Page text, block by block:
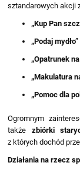
sztandarowych akcji
„Kup Pan
„Podaj mydło”
„Opatrunek
„Makulatura
„Pomoc dla
Ogromnym
także zbiórki
z których dochód
Działania na rzecz